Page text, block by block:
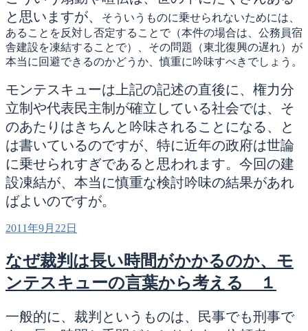
と思いますが、
そういうものに乗せられないためには、
あることを反対し否定することで（本件の場合は、公務員宿
舎建設を凍結することで）、その問題（東北復興の遅れ）が
本当に回避できるのかどうか、慎重に吟味すべきでしょう。
モンテスキューは上記の記述の直後に、権力分
立制や代表民主制が確立している社会では、そ
のあたりはきちんと吟味されることになる、と
は書いているのですが、特に近年の政府は世論
に乗せられすぎであると思われます。今回の建
設凍結が、本当に慎重な検討吟味の結果があれ
ばよいのですが。
投
日:
2011年9月22日
なぜ裁判は長い時間がかかるのか、モ
ンテスキューの言葉から考える １
一般的に、裁判というものは、民事でも刑事で